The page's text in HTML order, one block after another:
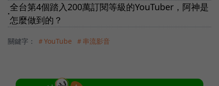
●
全台第4個踏入200萬訂閱等級的YouTuber，阿神是
怎麼做到的？
關鍵字： ＃YouTube ＃串流影音